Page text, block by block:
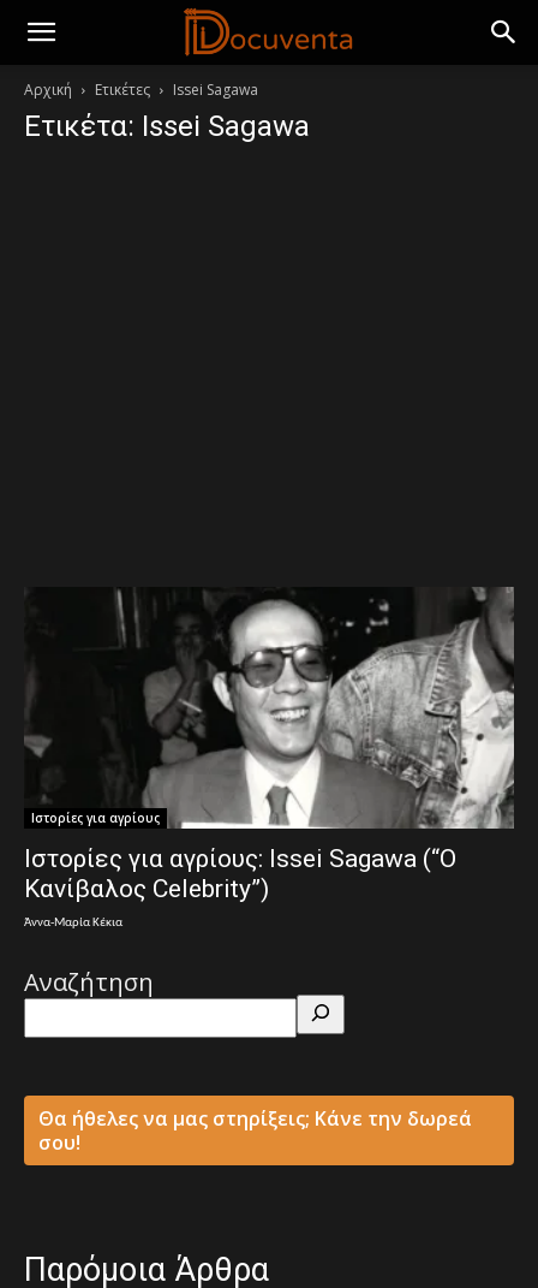
Αρχική Ετικέτες Issei Sagawa
Ετικέτα: Issei Sagawa
Ιστορίες για αγρίους
Ιστορίες για αγρίους: Issei Sagawa (“Ο
Κανίβαλος Celebrity”)
Άννα-Μαρία Κέκια
Αναζήτηση
Θα ήθελες να μας στηρίξεις; Κάνε την δωρεά
σου!
Παρόμοια Άρθρα